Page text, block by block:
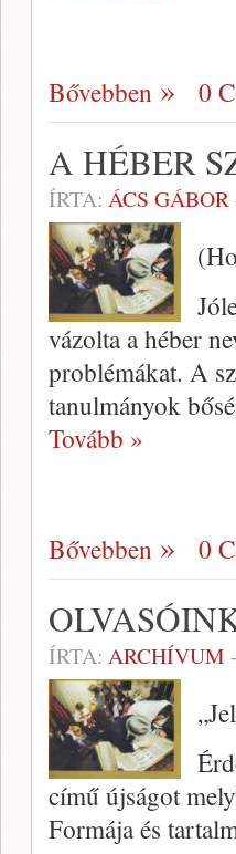
Bővebben 0
A HÉBER
ÍRTA: ÁCS GÁBOR
vázolta a héber
problémákat. A
tanulmányok
Tovább »
Bővebben 0
ÍRTA: ARCHÍVUM -
című újságot
Formája és